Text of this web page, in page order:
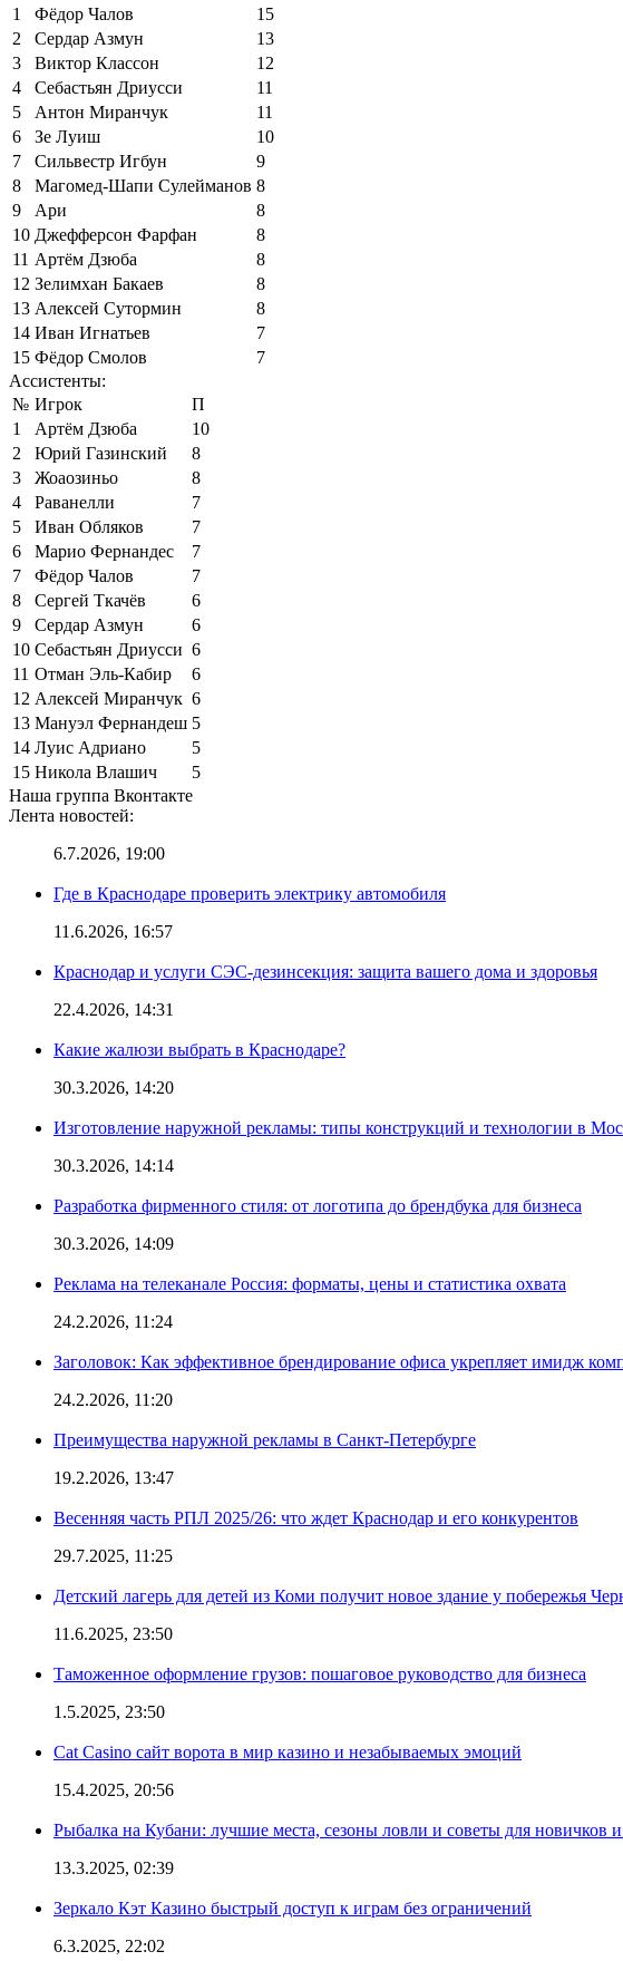
1
Фёдор Чалов
15
2
Сердар Азмун
13
3
Виктор Классон
12
4
Себастьян Дриусси
11
5
Антон Миранчук
11
6
Зе Луиш
10
7
Сильвестр Игбун
9
8
Магомед-Шапи Сулейманов 8
9
Ари
8
10 Джефферсон Фарфан
8
11 Артём Дзюба
8
12 Зелимхан Бакаев
8
13 Алексей Сутормин
8
14 Иван Игнатьев
7
15 Фёдор Смолов
7
Ассистенты:
№ Игрок
П
1
Артём Дзюба
10
2
Юрий Газинский
8
3
Жоаозиньо
8
4
Раванелли
7
5
Иван Обляков
7
6
Марио Фернандес
7
7
Фёдор Чалов
7
8
Сергей Ткачёв
6
9
Сердар Азмун
6
10 Себастьян Дриусси 6
11 Отман Эль-Кабир
6
12 Алексей Миранчук 6
13 Мануэл Фернандеш 5
14 Луис Адриано
5
15 Никола Влашич
5
Наша группа Вконтакте
Лента новостей:
6.7.2026, 19:00
Где в Краснодаре проверить электрику автомобиля
11.6.2026, 16:57
Краснодар и услуги СЭС-дезинсекция: защита вашего дома и здоровья
22.4.2026, 14:31
Какие жалюзи выбрать в Краснодаре?
30.3.2026, 14:20
Изготовление наружной рекламы: типы конструкций и технологии в
30.3.2026, 14:14
Разработка фирменного стиля: от логотипа до брендбука для бизнеса
30.3.2026, 14:09
Реклама на телеканале Россия: форматы, цены и статистика охвата
24.2.2026, 11:24
Заголовок: Как эффективное брендирование офиса укрепляет имидж
24.2.2026, 11:20
Преимущества наружной рекламы в Санкт-Петербурге
19.2.2026, 13:47
Весенняя часть РПЛ 2025/26: что ждет Краснодар и его конкурентов
29.7.2025, 11:25
Детский лагерь для детей из Коми получит новое здание у побережья
11.6.2025, 23:50
Таможенное оформление грузов: пошаговое руководство для бизнеса
1.5.2025, 23:50
Cat Casino сайт ворота в мир казино и незабываемых эмоций
15.4.2025, 20:56
Рыбалка на Кубани: лучшие места, сезоны ловли и советы для новичков
13.3.2025, 02:39
Зеркало Кэт Казино быстрый доступ к играм без ограничений
6.3.2025, 22:02